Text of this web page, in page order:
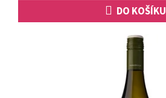
DO KOŠÍKU